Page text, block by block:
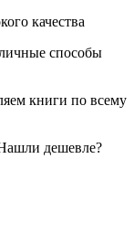
качества
способы
книги по всему
дешевле?